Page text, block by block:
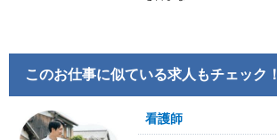
このお仕事に似ている求人もチェック！
看護師